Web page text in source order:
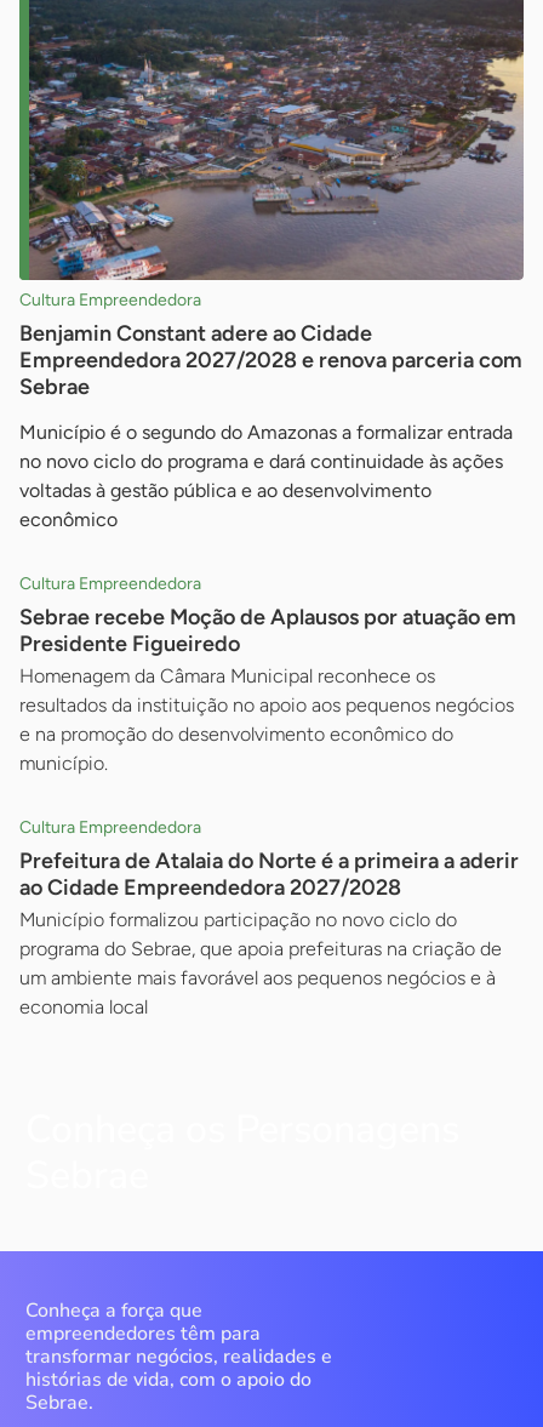
Cultura Empreendedora
Benjamin Constant adere ao Cidade
Empreendedora 2027/2028 e renova parceria com
Sebrae
Município é o segundo do Amazonas a formalizar entrada
no novo ciclo do programa e dará continuidade às ações
voltadas à gestão pública e ao desenvolvimento
econômico
Cultura Empreendedora
Sebrae recebe Moção de Aplausos por atuação em
Presidente Figueiredo
Homenagem da Câmara Municipal reconhece os
resultados da instituição no apoio aos pequenos negócios
e na promoção do desenvolvimento econômico do
município.
Cultura Empreendedora
Prefeitura de Atalaia do Norte é a primeira a aderir
ao Cidade Empreendedora 2027/2028
Município formalizou participação no novo ciclo do
programa do Sebrae, que apoia prefeituras na criação de
um ambiente mais favorável aos pequenos negócios e à
economia local
Conheça a força que
empreendedores têm para
transformar negócios, realidades e
histórias de vida, com o apoio do
Sebrae.